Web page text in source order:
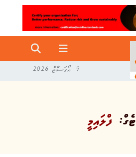
9 އޯގަސްޓް 2026
ޓެގް: ފްލައިމީ